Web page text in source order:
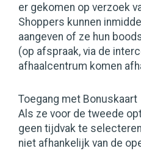
er gekomen op verzoek
Shoppers kunnen
aangeven of ze hun
(op afspraak, via de
afhaalcentrum komen
Toegang met Bonuskaart
Als ze voor de tweede
geen tijdvak te
niet afhankelijk van de